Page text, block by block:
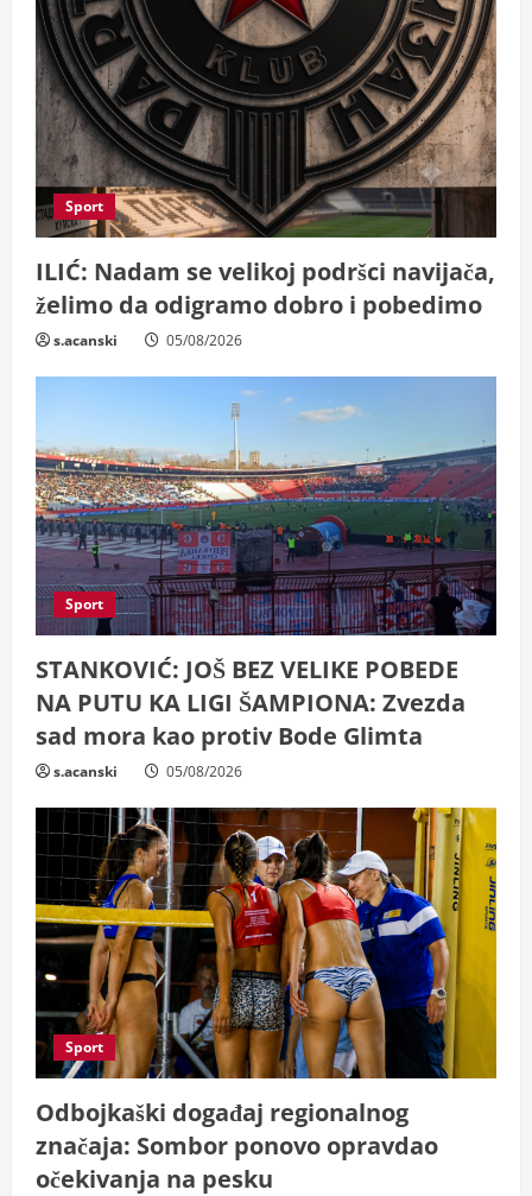
Sport
ILIĆ: Nadam se velikoj podršci navijača,
želimo da odigramo dobro i pobedimo
s.acanski 05/08/2026
Sport
STANKOVIĆ: JOŠ BEZ VELIKE POBEDE
NA PUTU KA LIGI ŠAMPIONA: Zvezda
sad mora kao protiv Bode Glimta
s.acanski 05/08/2026
Sport
Odbojkaški događaj regionalnog
značaja: Sombor ponovo opravdao
očekivanja na pesku